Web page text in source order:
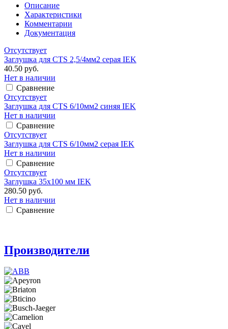
Описание
Характеристики
Комментарии
Документация
Отсутствует
Заглушка для CTS 2,5/4мм2 серая IEK
40.50 руб.
Нет в наличии
Сравнение
Отсутствует
Заглушка для CTS 6/10мм2 синяя IEK
Нет в наличии
Сравнение
Отсутствует
Заглушка для CTS 6/10мм2 серая IEK
Нет в наличии
Сравнение
Отсутствует
Заглушка 35х100 мм IEK
280.50 руб.
Нет в наличии
Сравнение
Производители